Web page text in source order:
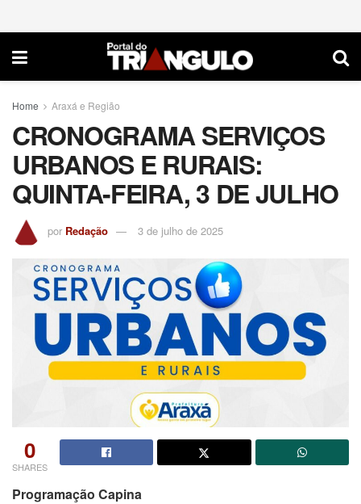
Home Araxá e Região
CRONOGRAMA SERVIÇOS
URBANOS E RURAIS:
QUINTA-FEIRA, 3 DE JULHO
por Redação 3 de julho de 2025
0
SHARES
Programação Capina